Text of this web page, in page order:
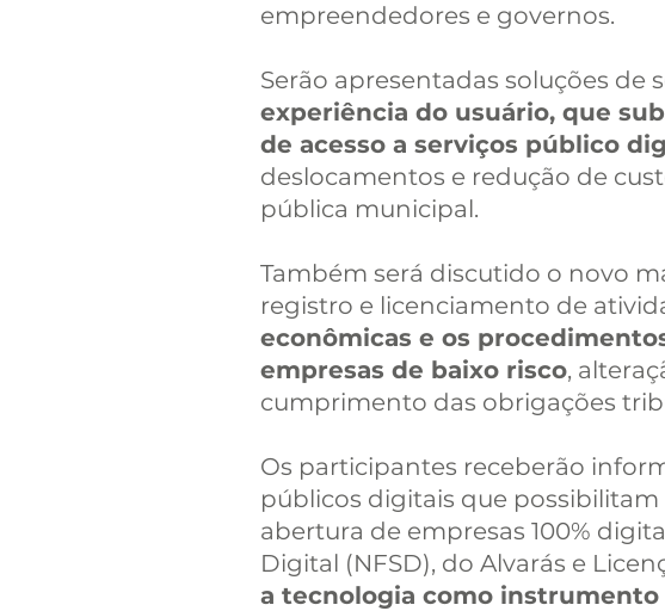
empreendedores e governos.
Serão apresentadas soluções de
experiência do usuário, que
de acesso a serviços público
deslocamentos e redução de
pública municipal.
Também será discutido o novo
registro e licenciamento de
econômicas e os
empresas de baixo risco,
cumprimento das obrigações
Os participantes receberão
públicos digitais que
abertura de empresas 100%
Digital (NFSD), do Alvarás e
a tecnologia como